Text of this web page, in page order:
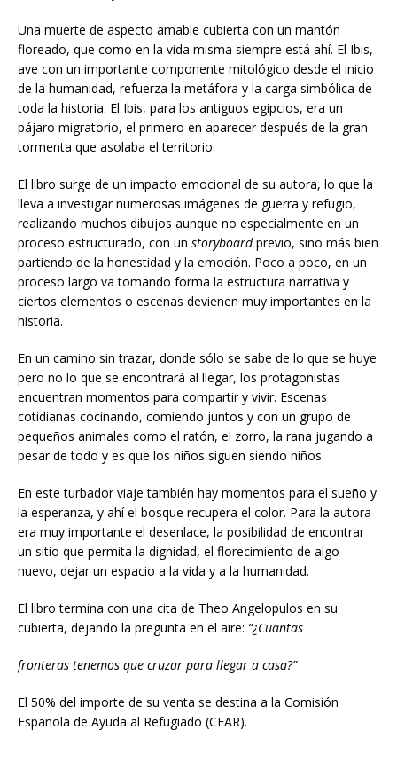
Una muerte de aspecto amable cubierta con un mantón
floreado, que como en la vida misma siempre está ahí. El Ibis,
ave con un importante componente mitológico desde el inicio
de la humanidad, refuerza la metáfora y la carga simbólica de
toda la historia. El Ibis, para los antiguos egipcios, era un
pájaro migratorio, el primero en aparecer después de la gran
tormenta que asolaba el territorio.
El libro surge de un impacto emocional de su autora, lo que la
lleva a investigar numerosas imágenes de guerra y refugio,
realizando muchos dibujos aunque no especialmente en un
proceso estructurado, con un storyboardprevio, sino más bien
partiendo de la honestidad y la emoción. Poco a poco, en un
proceso largo va tomando forma la estructura narrativa y
ciertos elementos o escenas devienen muy importantes en la
historia.
En un camino sin trazar, donde sólo se sabe de lo que se huye
pero no lo que se encontrará al llegar, los protagonistas
encuentran momentos para compartir y vivir. Escenas
cotidianas cocinando, comiendo juntos y con un grupo de
pequeños animales como el ratón, el zorro, la rana jugando a
pesar de todo y es que los niños siguen siendo niños.
En este turbador viaje también hay momentos para el sueño y
la esperanza, y ahí el bosque recupera el color. Para la autora
era muy importante el desenlace, la posibilidad de encontrar
un sitio que permita la dignidad, el florecimiento de algo
nuevo, dejar un espacio a la vida y a la humanidad.
El libro termina con una cita de Theo Angelopulos en su
cubierta, dejando la pregunta en el aire: “¿Cuantas
fronteras tenemos que cruzar para llegar a casa?”
El 50% del importe de su venta se destina a la Comisión
Española de Ayuda al Refugiado (CEAR).